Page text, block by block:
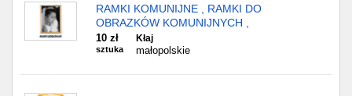
RAMKI KOMUNIJNE , RAMKI DO
OBRAZKÓW KOMUNIJNYCH ,
10 zł
sztuka
Kłaj
małopolskie